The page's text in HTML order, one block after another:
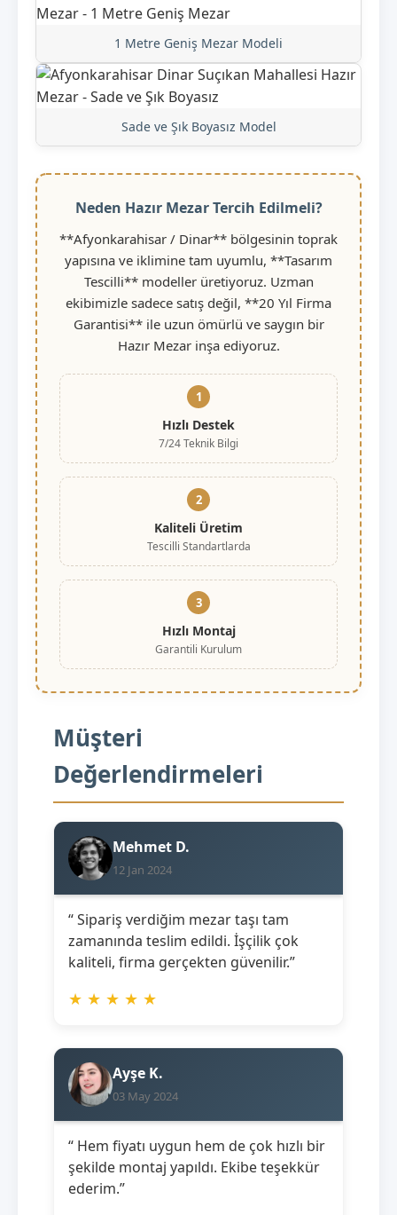
1 Metre Geniş Mezar Modeli
Sade ve Şık Boyasız Model
Neden Hazır Mezar Tercih Edilmeli?
**Afyonkarahisar / Dinar** bölgesinin toprak
yapısına ve iklimine tam uyumlu, **Tasarım
Tescilli** modeller üretiyoruz. Uzman
ekibimizle sadece satış değil, **20 Yıl Firma
Garantisi** ile uzun ömürlü ve saygın bir
Hazır Mezar inşa ediyoruz.
1
Hızlı Destek
7/24 Teknik Bilgi
2
Kaliteli Üretim
Tescilli Standartlarda
3
Hızlı Montaj
Garantili Kurulum
Müşteri
Değerlendirmeleri
Mehmet D.
12 Jan 2024
“ Sipariş verdiğim mezar taşı tam
zamanında teslim edildi. İşçilik çok
kaliteli, firma gerçekten güvenilir.”
★ ★ ★ ★ ★
Ayşe K.
03 May 2024
“ Hem fiyatı uygun hem de çok hızlı bir
şekilde montaj yapıldı. Ekibe teşekkür
ederim.”